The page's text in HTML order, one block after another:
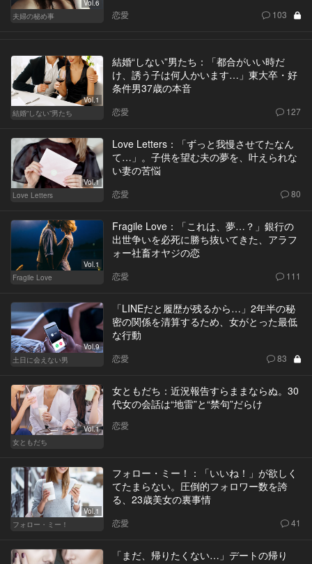
Vol.6
夫婦の秘め事
恋愛 103
Vol.1
結婚“しない”男たち
結婚“しない”男たち：「都合がいい時だ
け、誘う子は何人かいます…」東大卒・好
条件男37歳の本音
恋愛 127
Vol.1
Love Letters
Love Letters：「ずっと我慢させてたなん
て…」。子供を望む夫の夢を、叶えられな
い妻の苦悩
恋愛 80
Vol.1
Fragile Love
Fragile Love：「これは、夢…？」銀行の
出世争いを必死に勝ち抜いてきた、アラフ
ォー社畜オヤジの恋
恋愛 111
Vol.9
土日に会えない男
「LINEだと履歴が残るから…」2年半の秘
密の関係を清算するため、女がとった最低
な行動
恋愛 83
Vol.1
女ともだち
女ともだち：近況報告すらままならぬ。30
代女の会話は“地雷”と“禁句”だらけ
恋愛
Vol.1
フォロー・ミー！
フォロー・ミー！：「いいね！」が欲しく
てたまらない。圧倒的フォロワー数を誇
る、23歳美女の裏事情
恋愛 41
「まだ、帰りたくない…」デートの帰り